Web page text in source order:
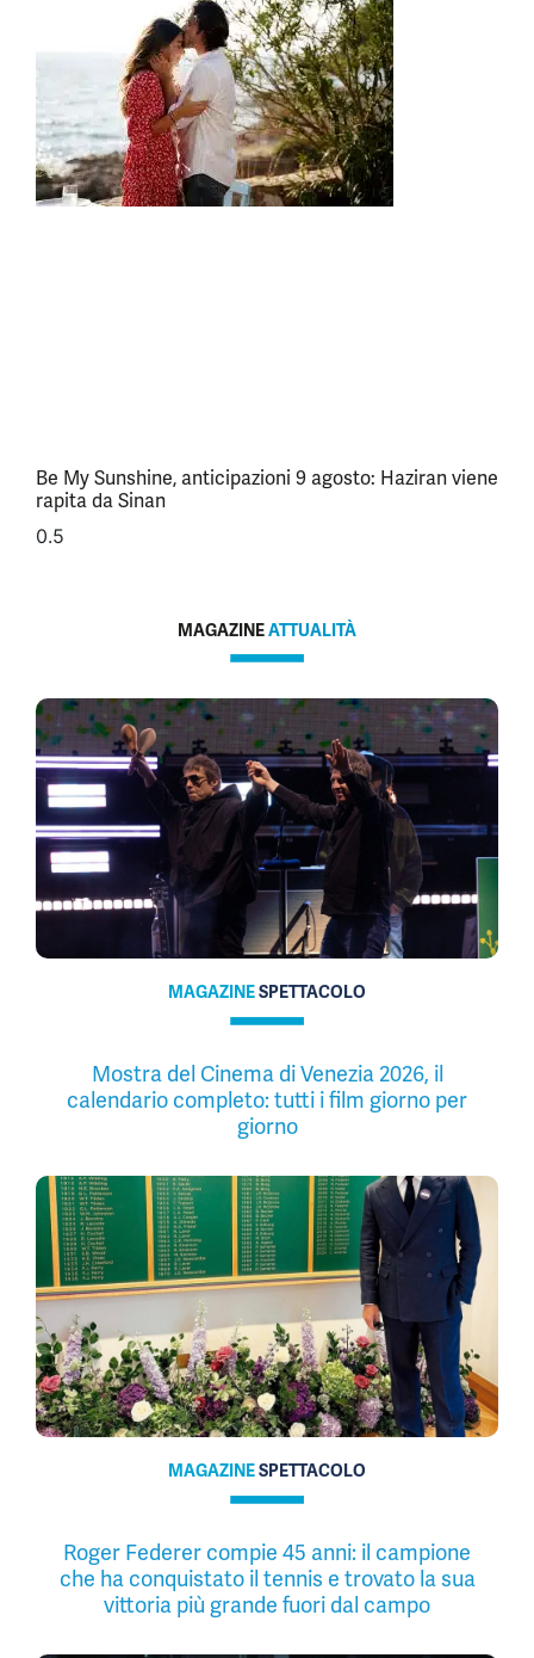
Be My Sunshine, anticipazioni 9 agosto: Haziran viene
rapita da Sinan
MAGAZINEATTUALITÀ
MAGAZINESPETTACOLO
Mostra del Cinema di Venezia 2026, il
calendario completo: tutti i film giorno per
giorno
MAGAZINESPETTACOLO
Roger Federer compie 45 anni: il campione
che ha conquistato il tennis e trovato la sua
vittoria più grande fuori dal campo